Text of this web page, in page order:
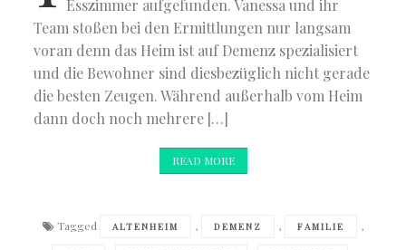
Esszimmer aufgefunden. Vanessa und ihr
Team stoßen bei den Ermittlungen nur langsam
voran denn das Heim ist auf Demenz spezialisiert
und die Bewohner sind diesbezüglich nicht gerade
die besten Zeugen. Während außerhalb vom Heim
dann doch noch mehrere […]
READ MORE
Tagged ALTENHEIM , DEMENZ , FAMILIE ,